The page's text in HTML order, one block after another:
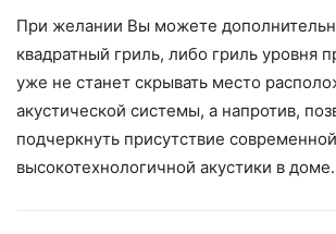
При желании Вы можете
квадратный гриль, либо гриль уровня
уже не станет скрывать место
акустической системы, а напротив,
подчеркнуть присутствие современной
высокотехнологичной акустики в доме.